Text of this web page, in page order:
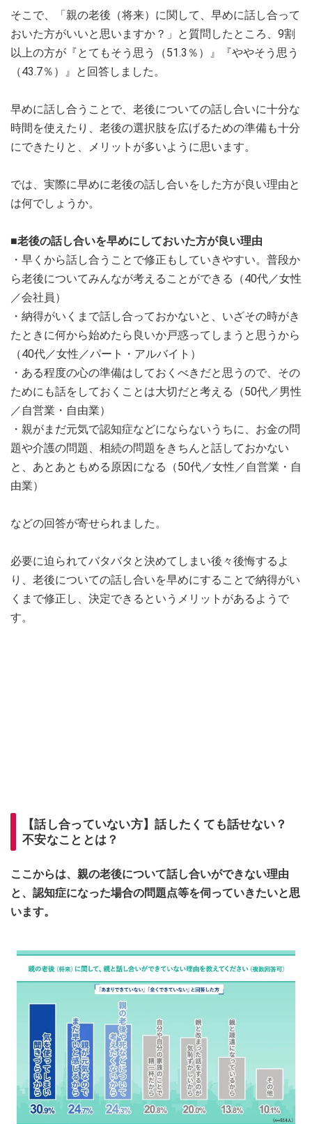
そこで、「親の老後（将来）に関して、早めに話し合って
おいた方がいいと思いますか？」と質問したところ、9割
以上の方が『とてもそう思う（51.3％）』『ややそう思う
（43.7％）』と回答しました。
早めに話し合うことで、老後についての話し合いに十分な
時間を使えたり、老後の選択肢を広げるための準備も十分
にできたりと、メリットが多いように思います。
では、実際に早めに老後の話し合いをした方が良い理由と
は何でしょうか。
■老後の話し合いを早めにしておいた方が良い理由
・早くから話し合うことで修正もしていきやすい。普段か
ら老後についてみんなが考えることができる（40代／女性
／会社員）
・納得がいくまで話し合っておかないと、いざその時がき
たときに何から始めたら良いか戸惑ってしまうと思うから
（40代／女性／パート・アルバイト）
・ある程度の心の準備はしておくべきだと思うので、その
ためにも話をしておくことは大切だと考える（50代／男性
／自営業・自由業）
・親がまだ元気で認知症などにならないうちに、お金の問
題や介護の問題、相続の問題をきちんと話しておかない
と、あとあともめる原因になる（50代／女性／自営業・自
由業）
などの回答が寄せられました。
必要に迫られてバタバタと決めてしまい後々後悔するよ
り、老後についての話し合いを早めにすることで納得がい
くまで修正し、決定できるというメリットがあるようで
す。
【話し合っていない方】話したくても話せない？
不安なこととは？
ここからは、親の老後について話し合いができない理由
と、認知症になった場合の問題点等を伺っていきたいと思
います。